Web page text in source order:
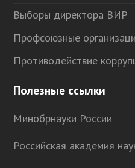
Выборы директора ВИР
Профсоюзные
Противодействие
Полезные ссылки
Минобрнауки России
Российская академия